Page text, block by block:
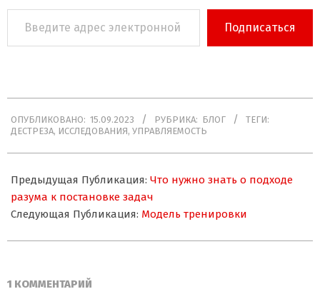
адрес
электронной
Подписаться
09-
ОПУБЛИКОВАНО: 15.09.2023 РУБРИКА: БЛОГ
ТЕГИ:
ДЕСТРЕЗА, ИССЛЕДОВАНИЯ, УПРАВЛЯЕМОСТЬ
Предыдущая Публикация: Что нужно знать о подходе
разума к постановке задач
Следующая Публикация: Модель тренировки
1 КОММЕНТАРИЙ